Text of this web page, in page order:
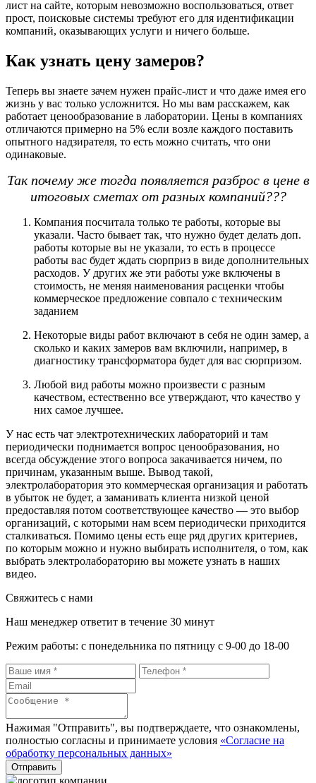
лист на сайте, которым невозможно воспользоваться, ответ
прост, поисковые системы требуют его для идентификации
компаний, оказывающих услуги и ничего больше.
Как узнать цену замеров?
Теперь вы знаете зачем нужен прайс-лист и что даже имея его
жизнь у вас только усложнится. Но мы вам расскажем, как
работает ценообразование в лаборатории. Цены в компаниях
отличаются примерно на 5% если возле каждого поставить
опытного надзирателя, то есть можно считать, что они
одинаковые.
Так почему же тогда появляется разброс в цене в
итоговых сметах от разных компаний???
Компания посчитала только те работы, которые вы
указали. Часто бывает так, что нужно будет делать доп.
работы которые вы не указали, то есть в процессе
работы вас будет ждать сюрприз в виде дополнительных
расходов. У других же эти работы уже включены в
стоимость, не меняя наименования расценки чтобы
коммерческое предложение совпало с техническим
заданием
Некоторые виды работ включают в себя не один замер, а
сколько и каких замеров вам включили, например, в
диагностику трансформатора будет для вас сюрпризом.
Любой вид работы можно произвести с разным
качеством, естественно все утверждают, что качество у
них самое лучшее.
У нас есть чат электротехнических лабораторий и там
периодически поднимается вопрос ценообразования, но
всегда обсуждение этого вопроса закачивается ничем, по
причинам, указанным выше. Вывод такой,
электролаборатория это коммерческая организация и работать
в убыток не будет, а заманивать клиента низкой ценой
предоставляя потом соответствующее качество — это выбор
организаций, с которыми нам всем периодически приходится
сталкиваться. Помимо цены есть еще ряд других критериев,
по которым можно и нужно выбирать исполнителя, о том, как
выбрать электролабораторию вы можете узнать в наших
видео.
Свяжитесь с нами
Наш менеджер ответит в течение 30 минут
Режим работы: с понедельника по пятницу с 9-00 до 18-00
Нажимая "Отправить", вы подтверждаете, что ознакомлены,
полностью согласны и принимаете условия «Согласие на
обработку персональных данных»
Отправить